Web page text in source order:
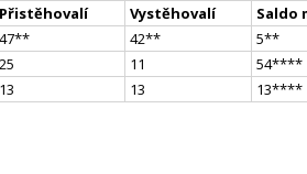
Přistěhovalí Vystěhovalí
Saldo
47** 42** 5**
25 11 54****
13 13 13****